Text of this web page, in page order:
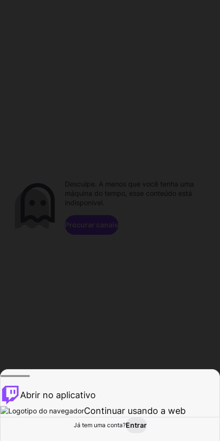
Procurar Atividade
Desculpe. A menos que você tenha uma
máquina do tempo, esse conteúdo está
indisponível.
Procurar canais
Abrir no aplicativo
Continuar usando a web
Já tem uma conta?Entrar